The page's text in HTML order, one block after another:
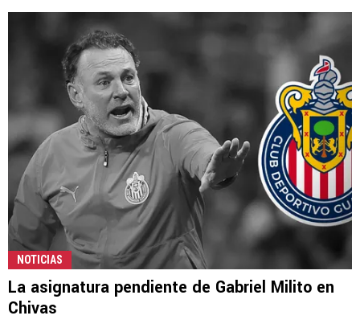
NOTICIAS
La asignatura pendiente de Gabriel Milito en
Chivas